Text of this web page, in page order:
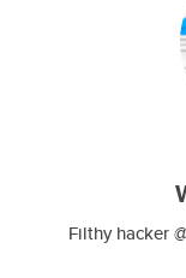
Filthy hacker